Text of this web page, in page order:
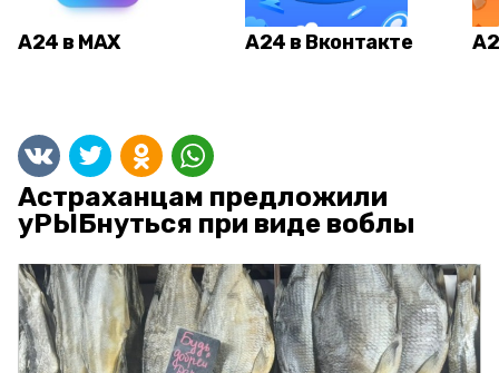
А24 в MAX А24 в Вконтакте
Астраханцам предложили
уРЫБнуться при виде воблы